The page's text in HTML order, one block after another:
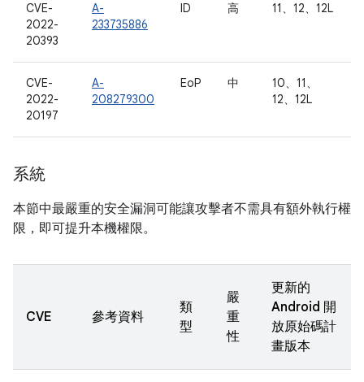
CVE-
2022-
20393
A-
233735886
ID 高 11、12、12L
CVE-
2022-
20197
A-
208279300
EoP 中
10、11、
12、12L
系統
本節中最嚴重的安全漏洞可能讓攻擊者不需具有額外執行權
限，即可提升本機權限。
CVE 參考資料
類
型
嚴
重
性
更新的
Android 開
放原始碼計
畫版本